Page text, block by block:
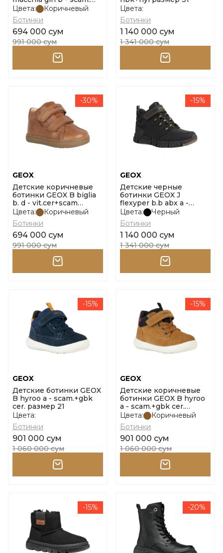
размер 26
Цвета:
Коричневый
Ботинки
694 000 сум
991 000 сум
Цвета:
Ботинки
1 140 000 сум
1 341 000 сум
-30%
GEOX
Детские коричневые
ботинки GEOX B biglia
b. d - vit.cer+scam
размер 24
Цвета:
Коричневый
Ботинки
694 000 сум
991 000 сум
-15%
GEOX
Детские черные
ботинки GEOX J
flexyper b.b abx a -
nbk+nyl размер 30
Цвета:
Черный
Ботинки
1 140 000 сум
1 341 000 сум
-15%
GEOX
Детские ботинки GEOX
B hyroo a - scam.+gbk
cer. размер 21
Цвета:
Ботинки
901 000 сум
1 060 000 сум
-15%
GEOX
Детские коричневые
ботинки GEOX B hyroo
a - scam.+gbk cer.
размер 22
Цвета:
Коричневый
Ботинки
901 000 сум
1 060 000 сум
-15% -20%